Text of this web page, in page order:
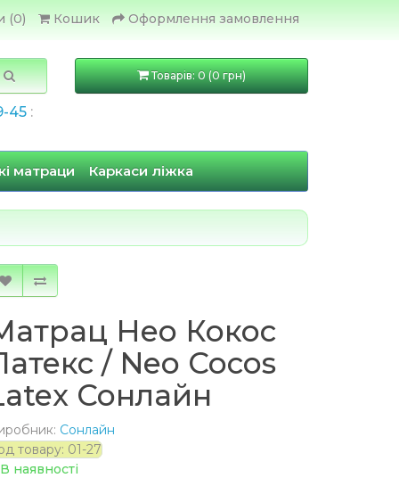
(0) Кошик Оформлення замовлення
45 :
Товарів: 0 (0 грн)
матраци Каркаси ліжка
Нео Кокос
/ Neo Cocos
Сонлайн
Сонлайн
товару: 01-27
В наявності